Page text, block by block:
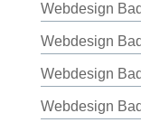
Webdesign
Webdesign
Webdesign
Webdesign